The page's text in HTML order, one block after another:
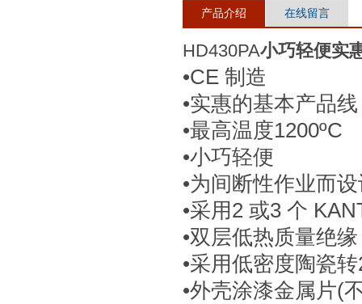
产品介绍 在线留言
HD430PA小巧轻便实
•CE 制造
•实惠的基本产品线
•最高温度1200ºC
•小巧轻便
•为间断性作业而
•采用2 或3 个
•双层低热质量绝缘
•采用低密度陶瓷
•外壳涂漆金属片(